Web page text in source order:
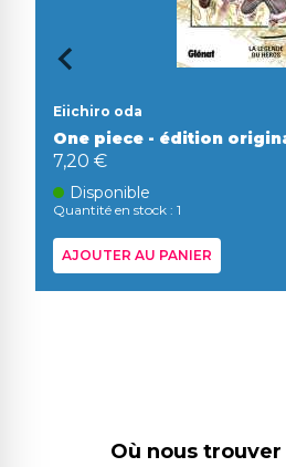
Eiichiro oda
One piece - édition
7,20 €
Disponible
Quantité en stock : 1
AJOUTER AU PANIER
Où nous trouver